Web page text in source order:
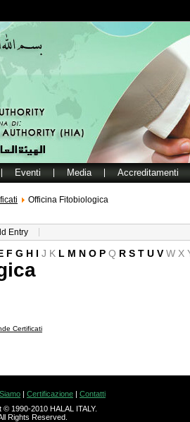
Eventi Media Accreditamenti
Officina Fitobiologica
Entry
F G H I J K L M N O P Q R S T U V W X
Certificati
| Certificazione | Contatti
© 1990-2010 HALAL ITALY.
Rights Reserved.